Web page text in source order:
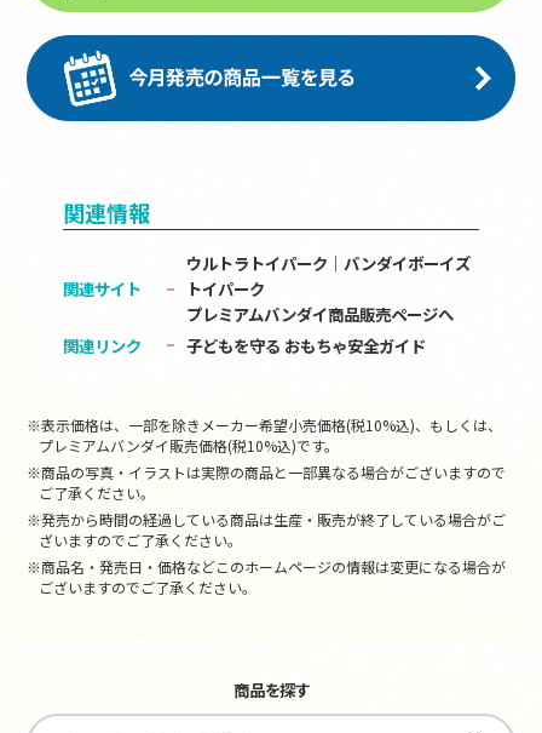
関連情報
関連サイト
ウルトラトイパーク｜バンダイボーイズ
トイパーク
プレミアムバンダイ商品販売ページへ
関連リンク
子どもを守る おもちゃ安全ガイド
※表示価格は、一部を除きメーカー希望小売価格(税10%込)、もしくは、
プレミアムバンダイ販売価格(税10%込)です。
※商品の写真・イラストは実際の商品と一部異なる場合がございますので
ご了承ください。
※発売から時間の経過している商品は生産・販売が終了している場合がご
ざいますのでご了承ください。
※商品名・発売日・価格などこのホームページの情報は変更になる場合が
ございますのでご了承ください。
商品を探す